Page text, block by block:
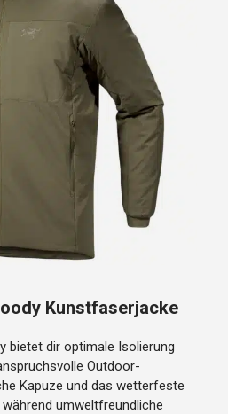
Kunstfaserjacke
bietet dir optimale Isolierung
Outdoor-
Kapuze und das wetterfeste
umweltfreundliche